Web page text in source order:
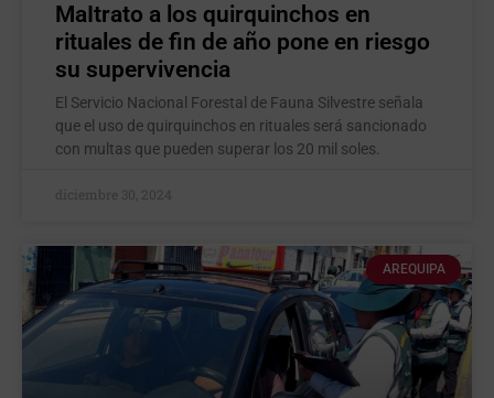
MaItrato a los quirquinchos en
rituales de fin de año pone en riesgo
su supervivencia
El Servicio Nacional Forestal de Fauna Silvestre señala
que el uso de quirquinchos en rituales será sancionado
con multas que pueden superar los 20 mil soles.
diciembre 30, 2024
AREQUIPA